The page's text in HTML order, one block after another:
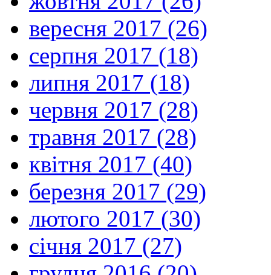
вересня 2017 (26)
серпня 2017 (18)
липня 2017 (18)
червня 2017 (28)
травня 2017 (28)
квітня 2017 (40)
березня 2017 (29)
лютого 2017 (30)
січня 2017 (27)